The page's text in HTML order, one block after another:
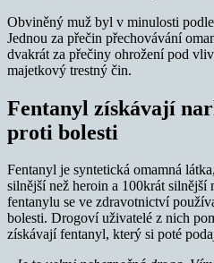
Obviněný muž byl v minulosti
Jednou za přečin přechovávání
dvakrát za přečiny ohrožení pod
majetkový trestný čin.
Fentanyl získávají
proti bolesti
Fentanyl je syntetická omamná
silnější než heroin a 100krát silnější
fentanylu se ve zdravotnictví
bolesti. Drogoví uživatelé z nich
získávají fentanyl, který si poté